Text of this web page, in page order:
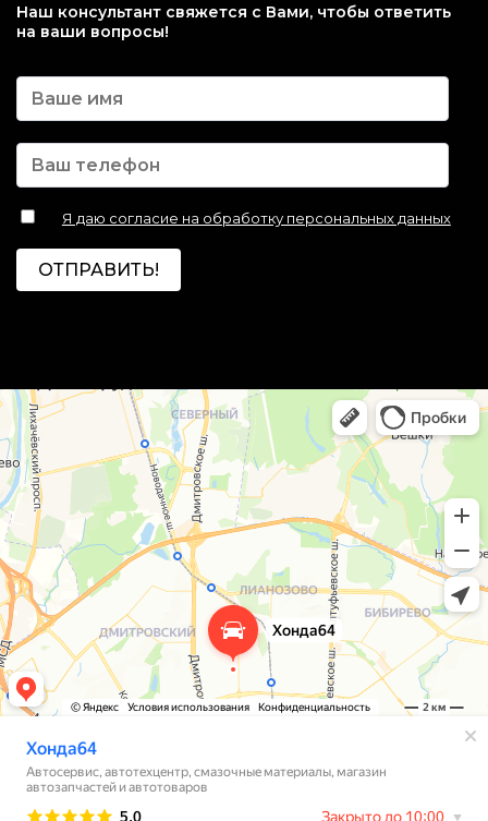
Наш консультант свяжется с Вами, чтобы ответить
на ваши вопросы!
Я даю согласие на обработку персональных данных